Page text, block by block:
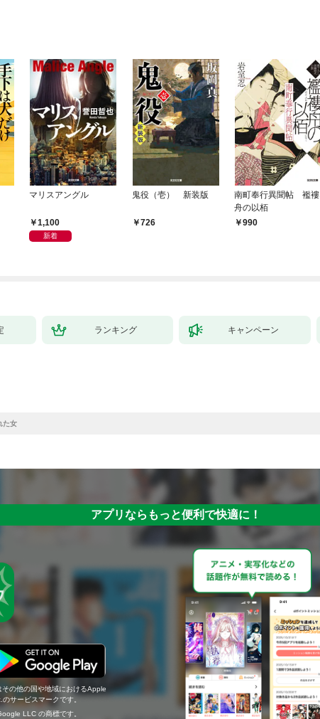
マリスアングル
1,100
新着
鬼役（壱） 新装版
726
南町奉行異聞帖 襤褸
舟の以栢
990
ランキング キャンペーン
た女
アプリならもっと便利で快適に！
の他の国や地域におけるApple
サービスマークです。
LLC の商標です。